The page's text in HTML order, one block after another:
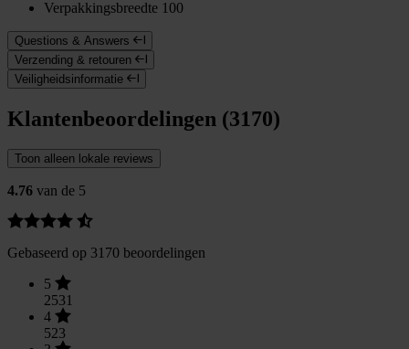
Verpakkingsbreedte 100
Questions & Answers
Verzending & retouren
Veiligheidsinformatie
Klantenbeoordelingen (3170)
Toon alleen lokale reviews
4.76 van de 5
Gebaseerd op 3170 beoordelingen
5
2531
4
523